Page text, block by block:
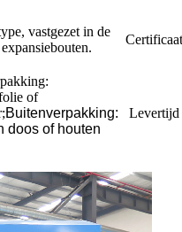
vastgezet in de
Certificaat
of
;Buitenverpakking:
doos of houten
Levertijd